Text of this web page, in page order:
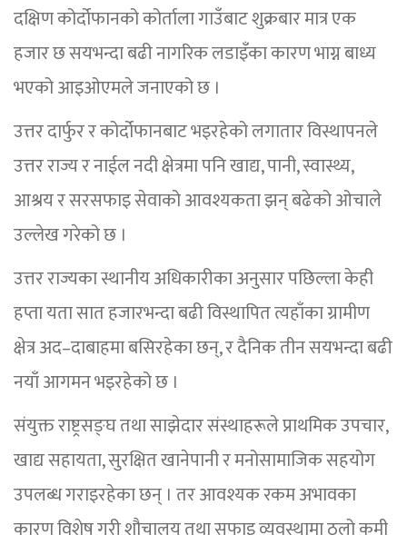
दक्षिण कोर्दोफानको कोर्ताला गाउँबाट शुक्रबार मात्र एक
हजार छ सयभन्दा बढी नागरिक लडाइँका कारण भाग्न बाध्य
भएको आइओएमले जनाएको छ ।
उत्तर दार्फुर र कोर्दोफानबाट भइरहेको लगातार विस्थापनले
उत्तर राज्य र नाईल नदी क्षेत्रमा पनि खाद्य, पानी, स्वास्थ्य,
आश्रय र सरसफाइ सेवाको आवश्यकता झन् बढेको ओचाले
उल्लेख गरेको छ ।
उत्तर राज्यका स्थानीय अधिकारीका अनुसार पछिल्ला केही
हप्ता यता सात हजारभन्दा बढी विस्थापित त्यहाँका ग्रामीण
क्षेत्र अद–दाबाहमा बसिरहेका छन्, र दैनिक तीन सयभन्दा बढी
नयाँ आगमन भइरहेको छ ।
संयुक्त राष्ट्रसङ्घ तथा साझेदार संस्थाहरूले प्राथमिक उपचार,
खाद्य सहायता, सुरक्षित खानेपानी र मनोसामाजिक सहयोग
उपलब्ध गराइरहेका छन् । तर आवश्यक रकम अभावका